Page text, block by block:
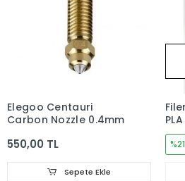
Elegoo Centauri
Carbon Nozzle 0.4mm
550,00 TL
Sepete Ekle
1 kg
%21